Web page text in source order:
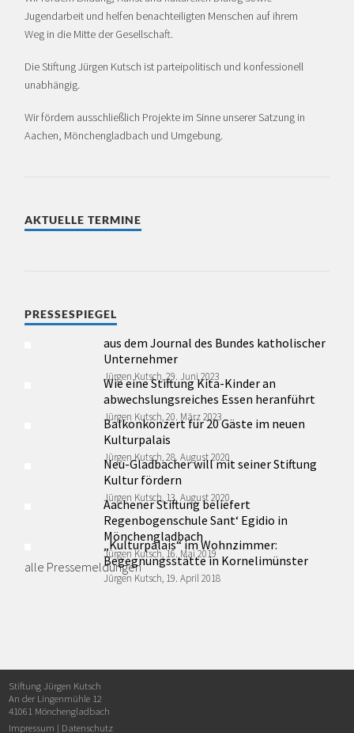
Jugendarbeit und helfen benachteiligten Menschen auf ihrem
Weg in die Mitte der Gesellschaft.
Die Stiftung Jürgen Kutsch ist partei­politisch und konfessionell
unabhängig.
Wir fördern ausschließlich Projekte im Sinne unserer Satzung in
Aachen, Mönchen­glad­bach und Umgebung.
AKTUELLE TERMINE
PRESSESPIEGEL
aus dem Journal des Bundes katholischer
Unternehmer
Jürgen Kutsch, 29. Juni 2023
Wie eine Stiftung Kita-Kinder an
abwechslungsreiches Essen heranführt
Jürgen Kutsch, 20. März 2023
Balkonkonzert für 20 Gäste im neuen
Kulturpalais
Jürgen Kutsch, 28. August 2020
Neu-Gladbacher will mit seiner Stiftung
Kultur fördern
Jürgen Kutsch, 13. August 2020
Aachener Stiftung beliefert
Regenbogenschule Sant‘ Egidio in
Mönchengladbach
Jürgen Kutsch, 16. Mai 2019
„Kulturpalais“ im Wohnzimmer:
Begegnungsstätte in Kornelimünster
Jürgen Kutsch, 19. April 2018
alle Pressemeldungen
Stiftung Jürgen Kutsch
An der Lingenmühle 12
41061 Mönchengladbach
Impressum | Datenschutz